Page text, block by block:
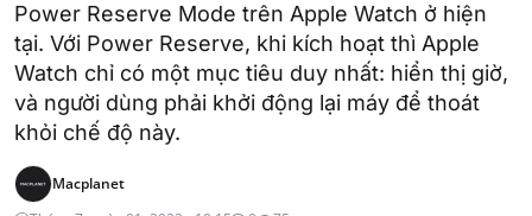
Power Reserve Mode trên Apple Watch ở hiện
tại. Với Power Reserve, khi kích hoạt thì Apple
Watch chỉ có một mục tiêu duy nhất: hiển thị giờ,
và người dùng phải khởi động lại máy để thoát
khỏi chế độ này.
Macplanet